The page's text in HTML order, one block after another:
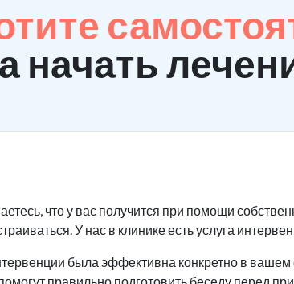
начать
что у вас получится при помощи
У нас в клинике есть услуга
была эффективна конкретно в